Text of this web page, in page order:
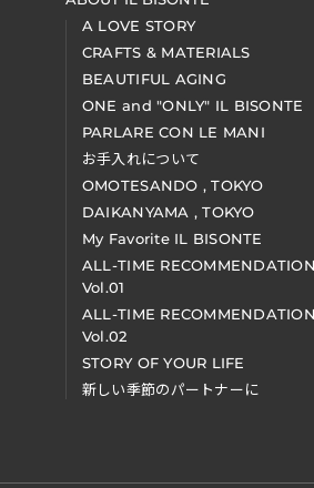
A LOVE STORY
CRAFTS & MATERIALS
BEAUTIFUL AGING
ONE and "ONLY" IL BISONTE
PARLARE CON LE MANI
お手入れについて
OMOTESANDO , TOKYO
DAIKANYAMA , TOKYO
My Favorite IL BISONTE
ALL-TIME
Vol.01
ALL-TIME
Vol.02
STORY OF YOUR LIFE
新しい季節のパートナーに